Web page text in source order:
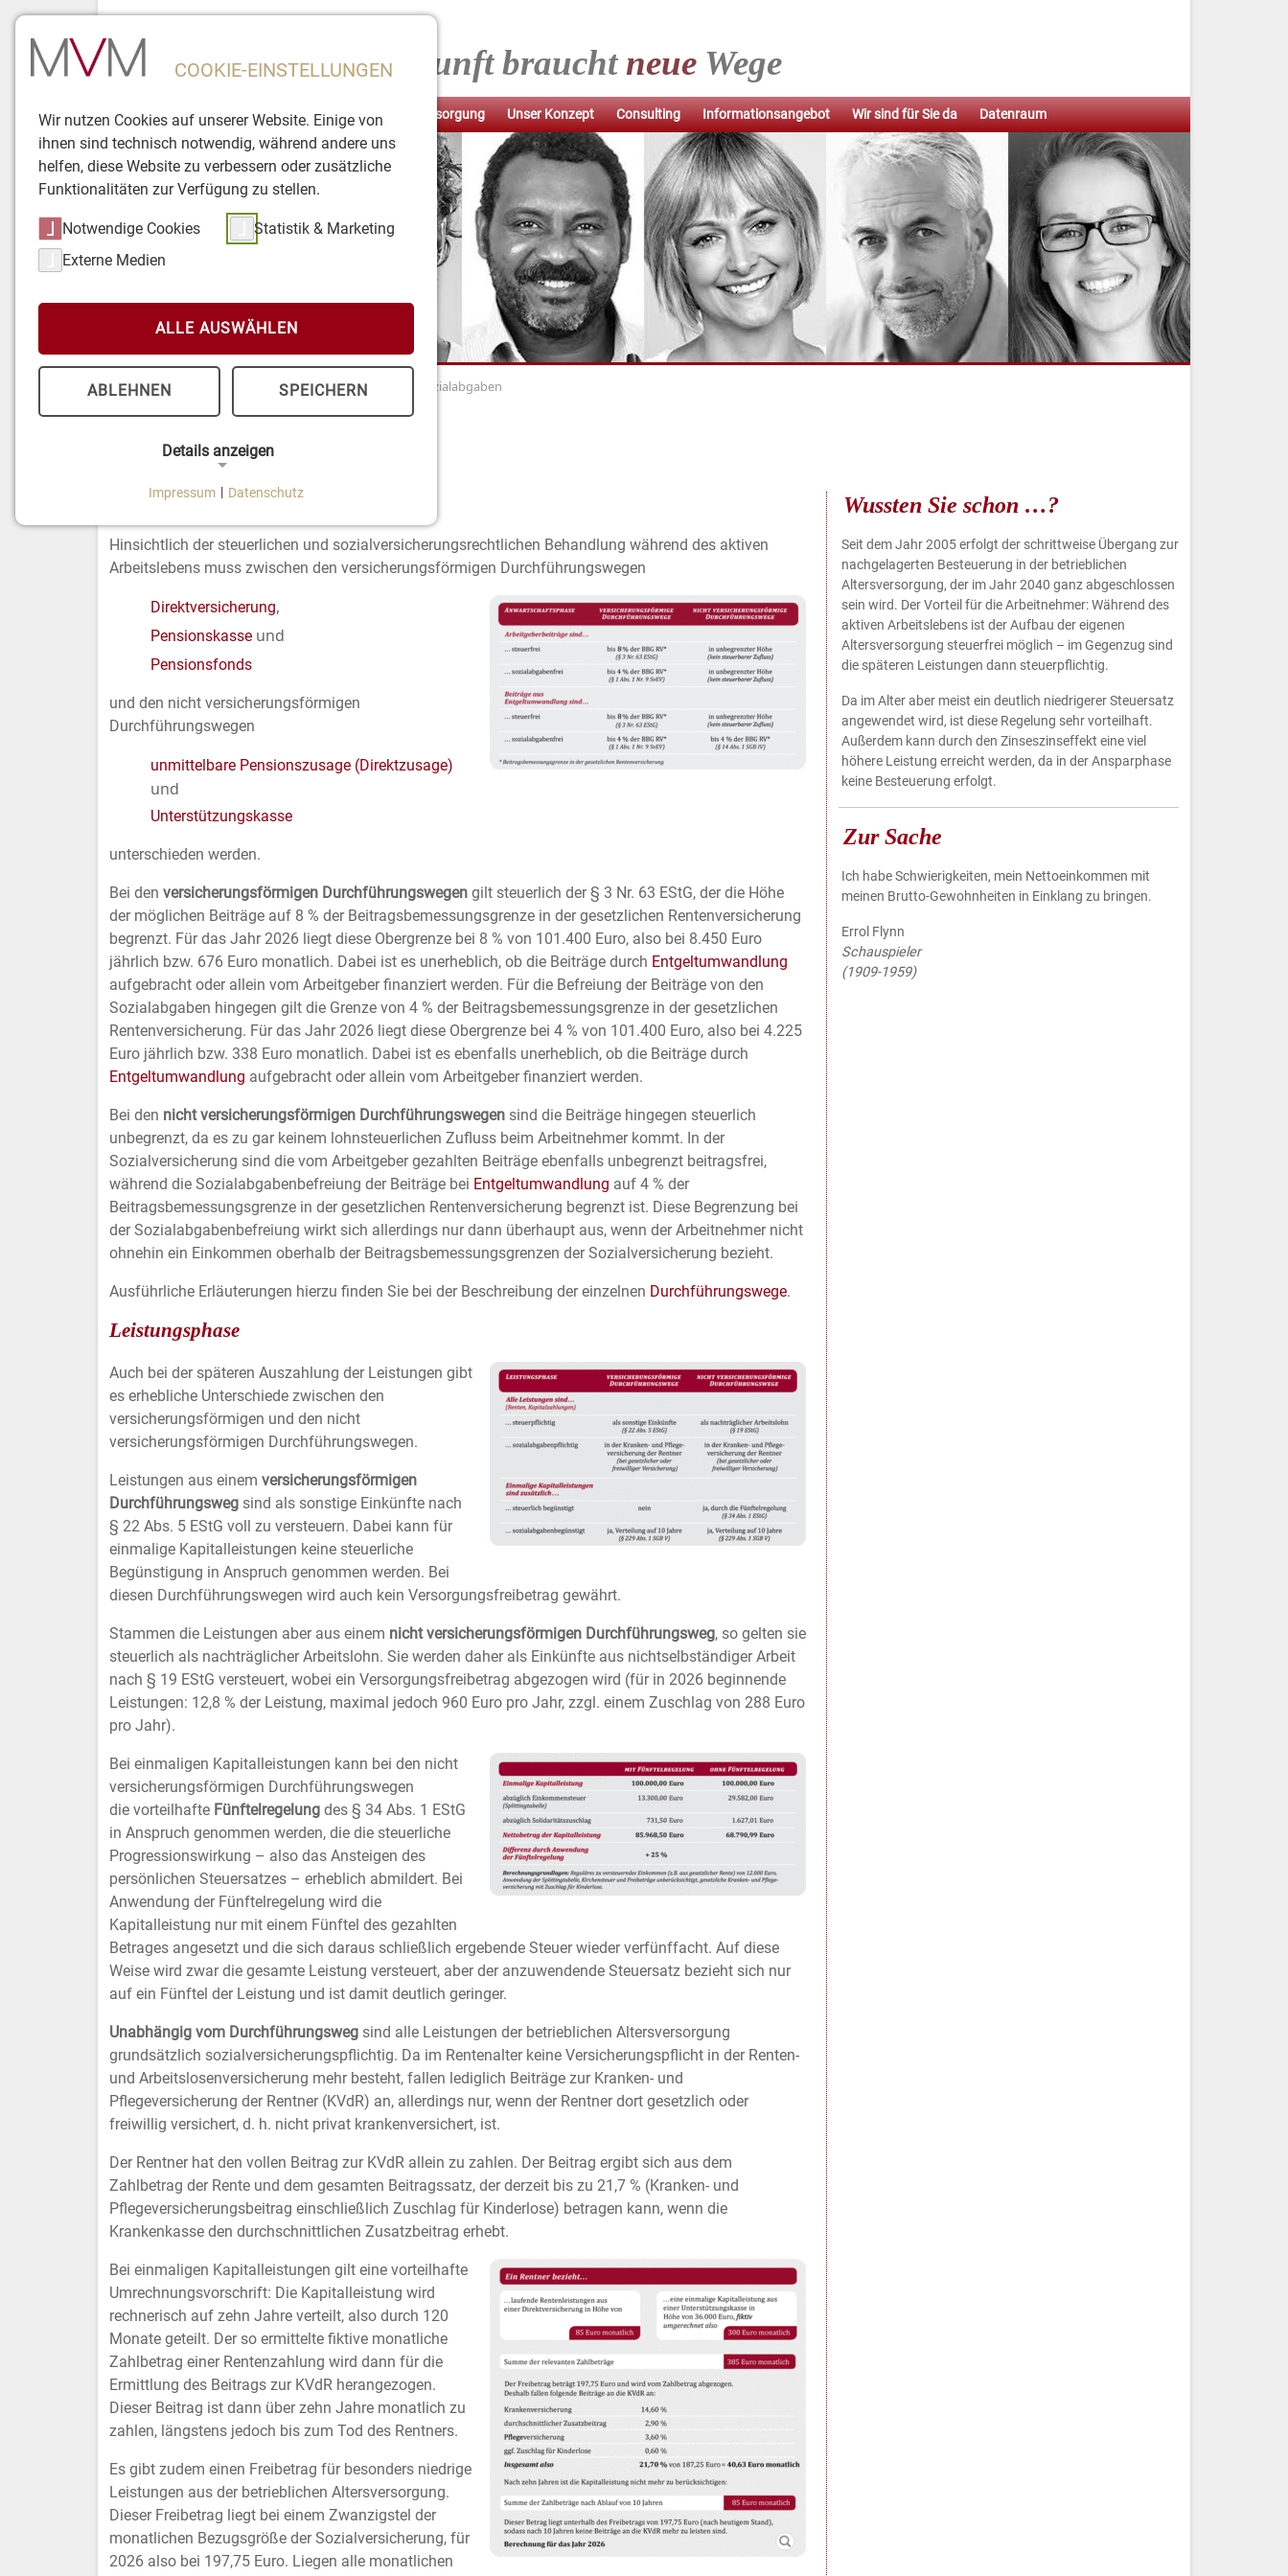
>Zukunft braucht neue Wege
Die MVM Betriebliche Altersvorsorgung Unser Konzept Consulting Informationsangebot Wir sind für Sie da Datenraum
Home Betriebliche Altersvorsorgung Steuern und Sozialabgaben
Steuern und Sozialabgaben
Anwartschaftsphase
Hinsichtlich der steuerlichen und sozialversicherungsrechtlichen Behandlung während des aktiven
Arbeitslebens muss zwischen den versicherungsförmigen Durchführungswegen
Direktversicherung,
Pensionskasse und
Pensionsfonds
und den nicht versicherungsförmigen
Durchführungswegen
unmittelbare Pensionszusage (Direktzusage)
und
Unterstützungskasse
unterschieden werden.
Bei den versicherungsförmigen Durchführungswegen gilt steuerlich der § 3 Nr. 63 EStG, der die Höhe
der möglichen Beiträge auf 8 % der Beitragsbemessungsgrenze in der gesetzlichen Rentenversicherung
begrenzt. Für das Jahr 2026 liegt diese Obergrenze bei 8 % von 101.400 Euro, also bei 8.450 Euro
jährlich bzw. 676 Euro monatlich. Dabei ist es unerheblich, ob die Beiträge durch Entgeltumwandlung
aufgebracht oder allein vom Arbeitgeber finanziert werden. Für die Befreiung der Beiträge von den
Sozialabgaben hingegen gilt die Grenze von 4 % der Beitragsbemessungsgrenze in der gesetzlichen
Rentenversicherung. Für das Jahr 2026 liegt diese Obergrenze bei 4 % von 101.400 Euro, also bei 4.225
Euro jährlich bzw. 338 Euro monatlich. Dabei ist es ebenfalls unerheblich, ob die Beiträge durch
Entgeltumwandlung aufgebracht oder allein vom Arbeitgeber finanziert werden.
Bei den nicht versicherungsförmigen Durchführungswegen sind die Beiträge hingegen steuerlich
unbegrenzt, da es zu gar keinem lohnsteuerlichen Zufluss beim Arbeitnehmer kommt. In der
Sozialversicherung sind die vom Arbeitgeber gezahlten Beiträge ebenfalls unbegrenzt beitragsfrei,
während die Sozialabgabenbefreiung der Beiträge bei Entgeltumwandlung auf 4 % der
Beitragsbemessungsgrenze in der gesetzlichen Rentenversicherung begrenzt ist. Diese Begrenzung bei
der Sozialabgabenbefreiung wirkt sich allerdings nur dann überhaupt aus, wenn der Arbeitnehmer nicht
ohnehin ein Einkommen oberhalb der Beitragsbemessungsgrenzen der Sozialversicherung bezieht.
Ausführliche Erläuterungen hierzu finden Sie bei der Beschreibung der einzelnen Durchführungswege.
Leistungsphase
Auch bei der späteren Auszahlung der Leistungen gibt
es erhebliche Unterschiede zwischen den
versicherungsförmigen und den nicht
versicherungsförmigen Durchführungswegen.
Leistungen aus einem versicherungsförmigen
Durchführungsweg sind als sonstige Einkünfte nach
§ 22 Abs. 5 EStG voll zu versteuern. Dabei kann für
einmalige Kapitalleistungen keine steuerliche
Begünstigung in Anspruch genommen werden. Bei
diesen Durchführungswegen wird auch kein Versorgungsfreibetrag gewährt.
Stammen die Leistungen aber aus einem nicht versicherungsförmigen Durchführungsweg, so gelten sie
steuerlich als nachträglicher Arbeitslohn. Sie werden daher als Einkünfte aus nichtselbständiger Arbeit
nach § 19 EStG versteuert, wobei ein Versorgungsfreibetrag abgezogen wird (für in 2026 beginnende
Leistungen: 12,8 % der Leistung, maximal jedoch 960 Euro pro Jahr, zzgl. einem Zuschlag von 288 Euro
pro Jahr).
Bei einmaligen Kapitalleistungen kann bei den nicht
versicherungsförmigen Durchführungswegen
die vorteilhafte Fünftelregelung des § 34 Abs. 1 EStG
in Anspruch genommen werden, die die steuerliche
Progressionswirkung – also das Ansteigen des
persönlichen Steuersatzes – erheblich abmildert. Bei
Anwendung der Fünftelregelung wird die
Kapitalleistung nur mit einem Fünftel des gezahlten
Betrages angesetzt und die sich daraus schließlich ergebende Steuer wieder verfünffacht. Auf diese
Weise wird zwar die gesamte Leistung versteuert, aber der anzuwendende Steuersatz bezieht sich nur
auf ein Fünftel der Leistung und ist damit deutlich geringer.
Unabhängig vom Durchführungsweg sind alle Leistungen der betrieblichen Altersversorgung
grundsätzlich sozialversicherungspflichtig. Da im Rentenalter keine Versicherungspflicht in der Renten-
und Arbeitslosenversicherung mehr besteht, fallen lediglich Beiträge zur Kranken- und
Pflegeversicherung der Rentner (KVdR) an, allerdings nur, wenn der Rentner dort gesetzlich oder
freiwillig versichert, d. h. nicht privat krankenversichert, ist.
Der Rentner hat den vollen Beitrag zur KVdR allein zu zahlen. Der Beitrag ergibt sich aus dem
Zahlbetrag der Rente und dem gesamten Beitragssatz, der derzeit bis zu 21,7 % (Kranken- und
Pflegeversicherungsbeitrag einschließlich Zuschlag für Kinderlose) betragen kann, wenn die
Krankenkasse den durchschnittlichen Zusatzbeitrag erhebt.
Bei einmaligen Kapitalleistungen gilt eine vorteilhafte
Umrechnungsvorschrift: Die Kapitalleistung wird
rechnerisch auf zehn Jahre verteilt, also durch 120
Monate geteilt. Der so ermittelte fiktive monatliche
Zahlbetrag einer Rentenzahlung wird dann für die
Ermittlung des Beitrags zur KVdR herangezogen.
Dieser Beitrag ist dann über zehn Jahre monatlich zu
zahlen, längstens jedoch bis zum Tod des Rentners.
Es gibt zudem einen Freibetrag für besonders niedrige
Leistungen aus der betrieblichen Altersversorgung.
Dieser Freibetrag liegt bei einem Zwanzigstel der
monatlichen Bezugsgröße der Sozialversicherung, für
2026 also bei 197,75 Euro. Liegen alle monatlichen
Wussten Sie schon …?
Seit dem Jahr 2005 erfolgt der schrittweise Übergang zur
nachgelagerten Besteuerung in der betrieblichen
Altersversorgung, der im Jahr 2040 ganz abgeschlossen
sein wird. Der Vorteil für die Arbeitnehmer: Während des
aktiven Arbeitslebens ist der Aufbau der eigenen
Altersversorgung steuerfrei möglich – im Gegenzug sind
die späteren Leistungen dann steuerpflichtig.
Da im Alter aber meist ein deutlich niedrigerer Steuersatz
angewendet wird, ist diese Regelung sehr vorteilhaft.
Außerdem kann durch den Zinseszinseffekt eine viel
höhere Leistung erreicht werden, da in der Ansparphase
keine Besteuerung erfolgt.
Zur Sache
Ich habe Schwierigkeiten, mein Nettoeinkommen mit
meinen Brutto-Gewohnheiten in Einklang zu bringen.
Errol Flynn
Schauspieler
(1909-1959)
COOKIE-EINSTELLUNGEN
Wir nutzen Cookies auf unserer Website. Einige von
ihnen sind technisch notwendig, während andere uns
helfen, diese Website zu verbessern oder zusätzliche
Funktionalitäten zur Verfügung zu stellen.
Notwendige Cookies
Statistik & Marketing
Externe Medien
ALLE AUSWÄHLEN
ABLEHNEN SPEICHERN
Details anzeigen
NOTWENDIGE COOKIES
Notwendige Cookies ermöglichen grundlegende
Funktionen und sind für die einwandfreie Funktion
Einverständnis-Cookie
cookie_consent
Zweck:
Dieser Cookie speichert die
ausgewählten Einverständnis-
1 Jahr
Statistik Cookies erfassen Informationen anonym.
Diese Informationen helfen uns zu verstehen, wie
unsere Besucher unsere Website nutzen.
Google Analytics & Google Marketing
Tracking
Anbieter: Google LLC
EXTERNE MEDIEN
Um Inhalte von Videoplattformen und Social Media
Plattformen anzeigen zu können, werden von
diesen externen Medien Cookies gesetzt.
YouTube
Impressum | Datenschutz